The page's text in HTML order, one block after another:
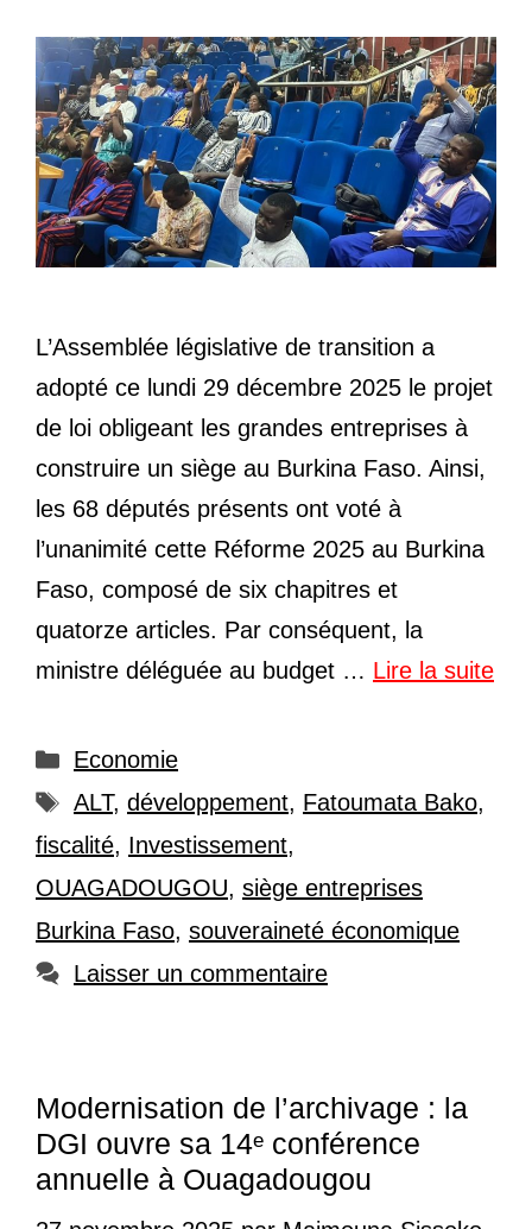
L’Assemblée législative de transition a
adopté ce lundi 29 décembre 2025 le projet
de loi obligeant les grandes entreprises à
construire un siège au Burkina Faso. Ainsi,
les 68 députés présents ont voté à
l’unanimité cette Réforme 2025 au Burkina
Faso, composé de six chapitres et
quatorze articles. Par conséquent, la
ministre déléguée au budget … Lire la suite
Catégories
Economie
Étiquettes
ALT, développement, Fatoumata Bako,
fiscalité, Investissement,
OUAGADOUGOU, siège entreprises
Burkina Faso, souveraineté économique
Laisser un commentaire
Modernisation de l’archivage : la
DGI ouvre sa 14ᵉ conférence
annuelle à Ouagadougou